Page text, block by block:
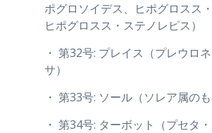
ポグロソイデス、ヒポグロスス
ヒポグロスス・ステノレピス）
・ 第32号: プレイス（プレウロ
サ）
・ 第33号: ソール（ソレア属のも
・ 第34号: ターボット（プセタ・